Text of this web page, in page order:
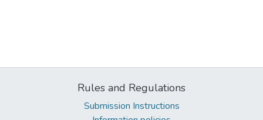
Rules and Regulations
Submission Instructions